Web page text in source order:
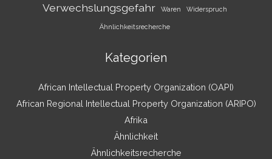
Verwechslungsgefahr Waren Widerspruch
Ähnlichkeitsrecherche
Kategorien
African Intellectual Property Organization (OAPI)
African Regional Intellectual Property Organization (ARIPO)
Afrika
Ähnlichkeit
Ähnlichkeitsrecherche